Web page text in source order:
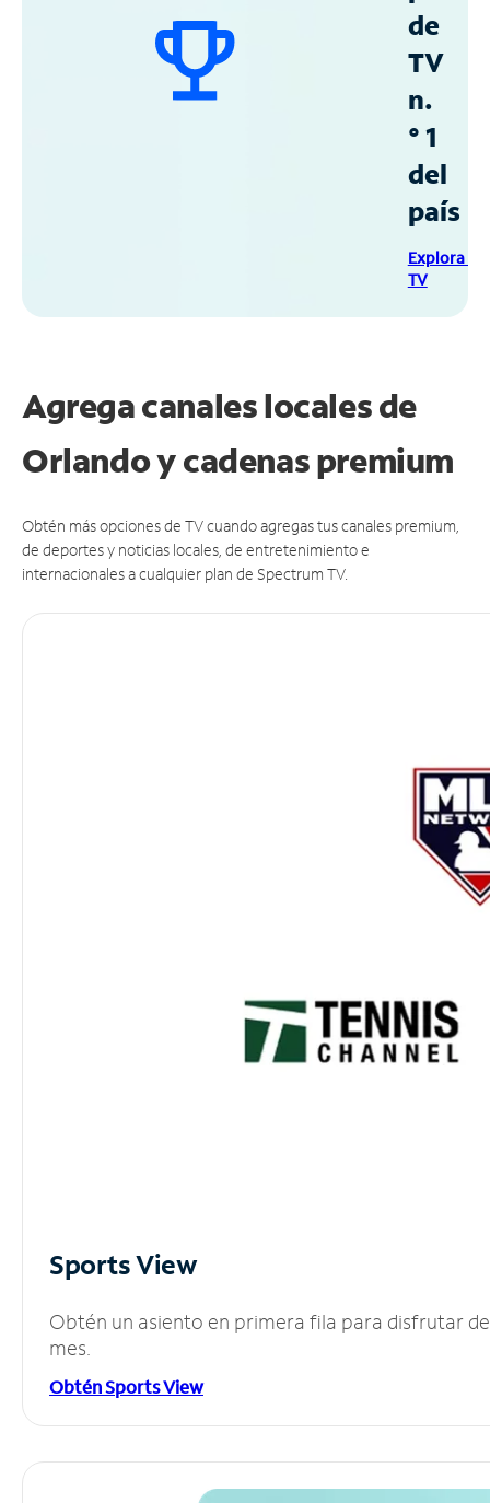
de
TV
n.
° 1
del
país
Explora
TV
Agrega canales locales de
Orlando y cadenas premium
Obtén más opciones de TV cuando agregas tus canales premium,
de deportes y noticias locales, de entretenimiento e
internacionales a cualquier plan de Spectrum TV.
Sports View
Obtén un asiento en primera fila para disfrutar
mes.
Obtén Sports View